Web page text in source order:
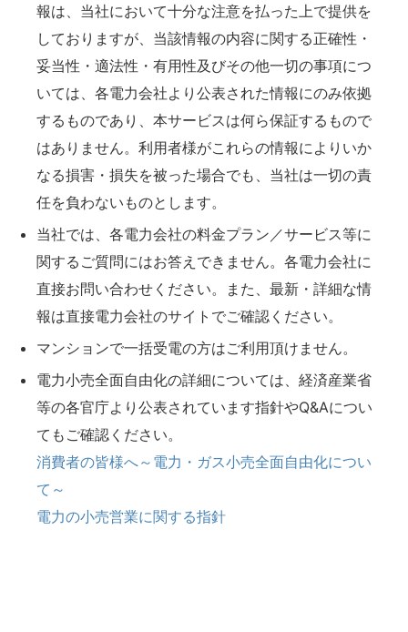
報は、当社において十分な注意を払った上で提供を
しておりますが、当該情報の内容に関する正確性・
妥当性・適法性・有用性及びその他一切の事項につ
いては、各電力会社より公表された情報にのみ依拠
するものであり、本サービスは何ら保証するもので
はありません。利用者様がこれらの情報によりいか
なる損害・損失を被った場合でも、当社は一切の責
任を負わないものとします。
当社では、各電力会社の料金プラン／サービス等に
関するご質問にはお答えできません。各電力会社に
直接お問い合わせください。また、最新・詳細な情
報は直接電力会社のサイトでご確認ください。
マンションで一括受電の方はご利用頂けません。
電力小売全面自由化の詳細については、経済産業省
等の各官庁より公表されています指針やQ&Aについ
てもご確認ください。
消費者の皆様へ～電力・ガス小売全面自由化につい
て～
電力の小売営業に関する指針